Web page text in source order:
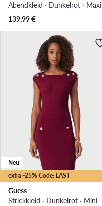
Abendkleid · Dunkelrot · Maxi
139,99€
extra -25% Code: LAST
Neu
Guess
Strickkleid · Dunkelrot · Mini